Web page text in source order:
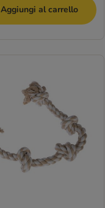
Aggiungi al carrello